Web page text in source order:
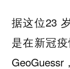
据这位23
是在新冠